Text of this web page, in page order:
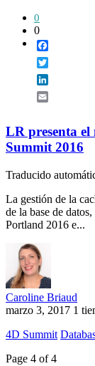
0
0
LR presenta el
Summit 2016
Traducido
La gestión de la
de la base de
Portland 2016 e...
Caroline Briaud
marzo 3, 2017 1
4D Summit
Page 4 of 4